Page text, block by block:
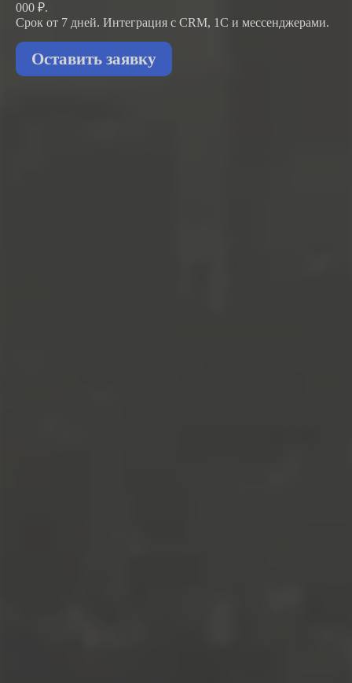
000 ₽.
Срок от 7 дней. Интеграция с CRM, 1С и мессенджерами.
Оставить заявку